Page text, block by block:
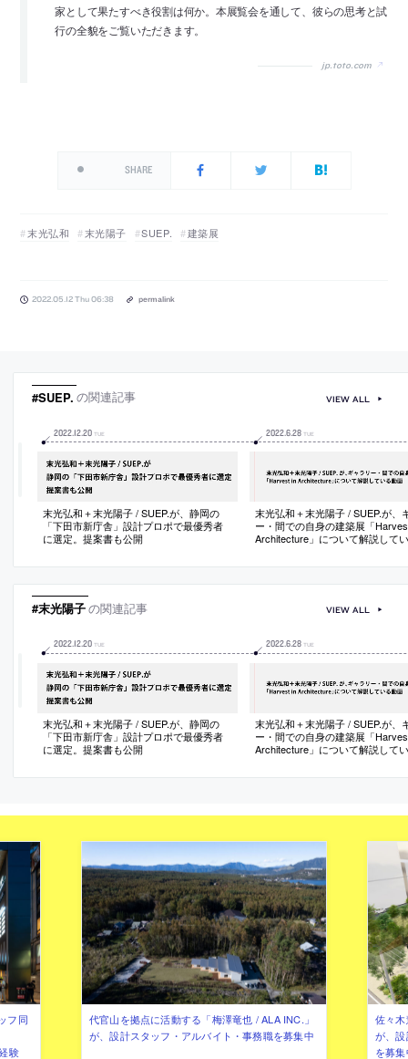
家として果たすべき役割は何か。本展覧会を通して、彼らの思考と試
行の全貌をご覧いただきます。
jp.toto.com
SHARE
末光弘和 末光陽子 SUEP. 建築展
2022.05.12 Thu 06:38 permalink
#SUEP. の関連記事
2022.12.20 TUE
末光弘和＋末光陽子 / SUEP.が、静岡の
「下田市新庁舎」設計プロポで最優秀者
に選定。提案書も公開
2022.6.28 TUE
末光弘和＋末光陽子 / SUEP.が、
ー・間での自身の建築展「
Architecture」について解説して
VIEW ALL
#末光陽子の関連記事
2022.12.20 TUE
末光弘和＋末光陽子 / SUEP.が、静岡の
「下田市新庁舎」設計プロポで最優秀者
に選定。提案書も公開
2022.6.28 TUE
末光弘和＋末光陽子 / SUEP.が、
ー・間での自身の建築展「
Architecture」について解説して
VIEW ALL
フ同
験
代官山を拠点に活動する「梅澤竜也 / ALA INC.」
が、設計スタッフ・アルバイト・事務職を募集中
佐々
が、
を募